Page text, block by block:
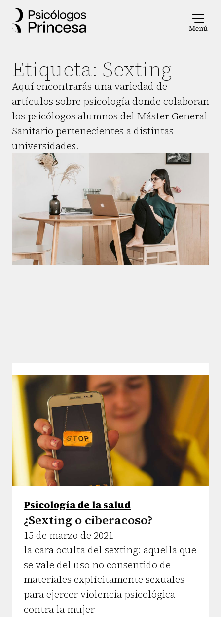
Etiqueta: Sexting
Aquí encontrarás una variedad de
artículos sobre psicología donde colaboran
los psicólogos alumnos del Máster General
Sanitario pertenecientes a distintas
universidades.
Psicología de la salud
¿Sexting o ciberacoso?
15 de marzo de 2021
la cara oculta del sexting: aquella que
se vale del uso no consentido de
materiales explícitamente sexuales
para ejercer violencia psicológica
contra la mujer